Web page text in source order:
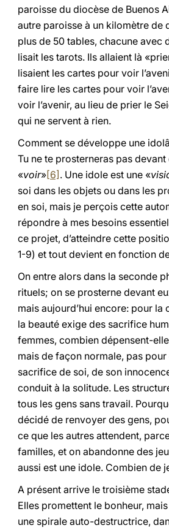
paroisse du diocèse de Buenos
autre paroisse à un kilomètre de
plus de 50 tables, chacune avec
lisait les tarots. Ils allaient là
lisaient les cartes pour voir
faire lire les cartes pour voir
voir l’avenir, au lieu de prier le
qui ne servent à rien.
Comment se développe une
Tu ne te prosterneras pas
«voir»[6] . Une idole est une «
soi dans les objets ou dans les
en soi, mais je perçois cette
répondre à mes besoins
ce projet, d’atteindre cette
1-9) et tout devient en fonction
On entre alors dans la seconde
rituels; on se prosterne devant
mais aujourd’hui encore: pour
la beauté exige des sacrifice
femmes, combien dépensent-
mais de façon normale, pas
sacrifice de soi, de son
conduit à la solitude. Les
tous les gens sans travail.
décidé de renvoyer des gens,
ce que les autres attendent,
familles, et on abandonne des
aussi est une idole. Combien de
A présent arrive le troisième
Elles promettent le bonheur,
une spirale auto-destructrice,